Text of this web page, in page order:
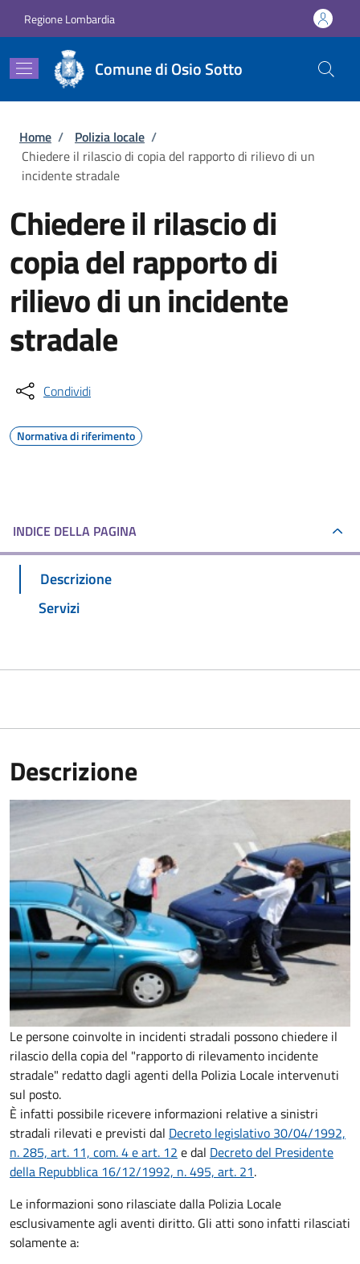
Regione Lombardia
Comune di Osio Sotto
Briciole di pane
Home / Polizia locale /
Chiedere il rilascio di copia del rapporto di rilievo di un
incidente stradale
Chiedere il rilascio di
copia del rapporto di
rilievo di un incidente
stradale
Condividi
Normativa di riferimento
INDICE DELLA PAGINA
Descrizione
Servizi
Descrizione
Le persone coinvolte in incidenti stradali possono chiedere il
rilascio della copia del "rapporto di rilevamento incidente
stradale" redatto dagli agenti della Polizia Locale intervenuti
sul posto.
È infatti possibile ricevere informazioni relative a sinistri
stradali rilevati e previsti dal Decreto legislativo 30/04/1992,
n. 285, art. 11, com. 4 e art. 12 e dal Decreto del Presidente
della Repubblica 16/12/1992, n. 495, art. 21.
Le informazioni sono rilasciate dalla Polizia Locale
esclusivamente agli aventi diritto. Gli atti sono infatti rilasciati
solamente a: